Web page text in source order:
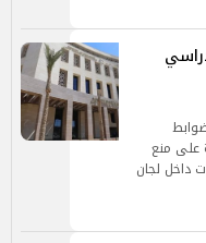
2025، مشددة على منع
داخل لجان